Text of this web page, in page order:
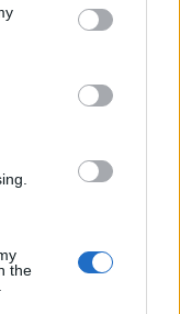
the
και της
τη
σχολεία στην